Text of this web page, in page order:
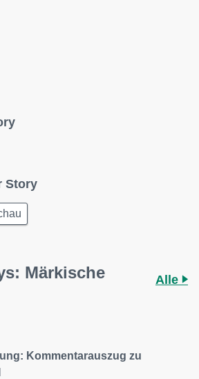
Story
Märkische
Alle
Kommentarauszug zu